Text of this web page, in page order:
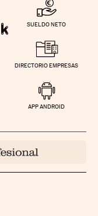
SUELDO NETO
DIRECTORIO EMPRESAS
APP ANDROID